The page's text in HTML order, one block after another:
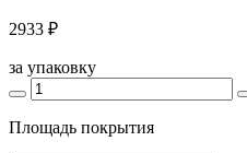
2933 ₽
за упаковку
Площадь покрытия